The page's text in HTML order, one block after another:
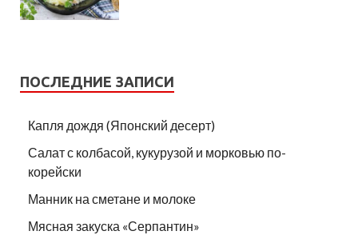
ПОСЛЕДНИЕ ЗАПИСИ
Капля дождя (Японский десерт)
Салат с колбасой, кукурузой и морковью по-
корейски
Манник на сметане и молоке
Мясная закуска «Серпантин»